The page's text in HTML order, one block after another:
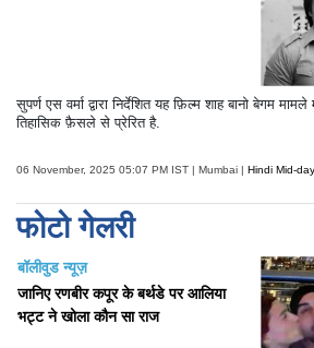
सुपर्ण एस वर्मा द्वारा निर्देशित यह फ़िल्म शाह बानो बेगम
तिहासिक फ़ैसले से प्रेरित है.
06 November, 2025 05:07 PM IST | Mumbai | Hindi Mid-
फोटो गेलरी
बॉलीवुड न्यूज़
जानिए रणबीर कपूर के बर्थडे पर आलिया
भट्ट ने खोला कौन सा राज